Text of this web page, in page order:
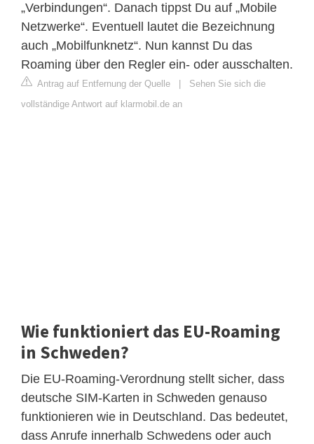
„Verbindungen“. Danach tippst Du auf „Mobile
Netzwerke“. Eventuell lautet die Bezeichnung
auch „Mobilfunknetz“. Nun kannst Du das
Roaming über den Regler ein- oder ausschalten.
Antrag auf Entfernung der Quelle
Sehen Sie sich die
vollständige Antwort auf klarmobil.de an
Wie funktioniert das EU-Roaming
in Schweden?
Die EU-Roaming-Verordnung stellt sicher, dass
deutsche SIM-Karten in Schweden genauso
funktionieren wie in Deutschland. Das bedeutet,
dass Anrufe innerhalb Schwedens oder auch